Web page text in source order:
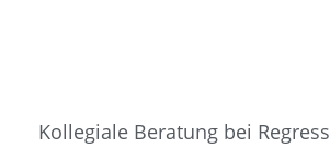
Kollegiale Beratung bei Regress